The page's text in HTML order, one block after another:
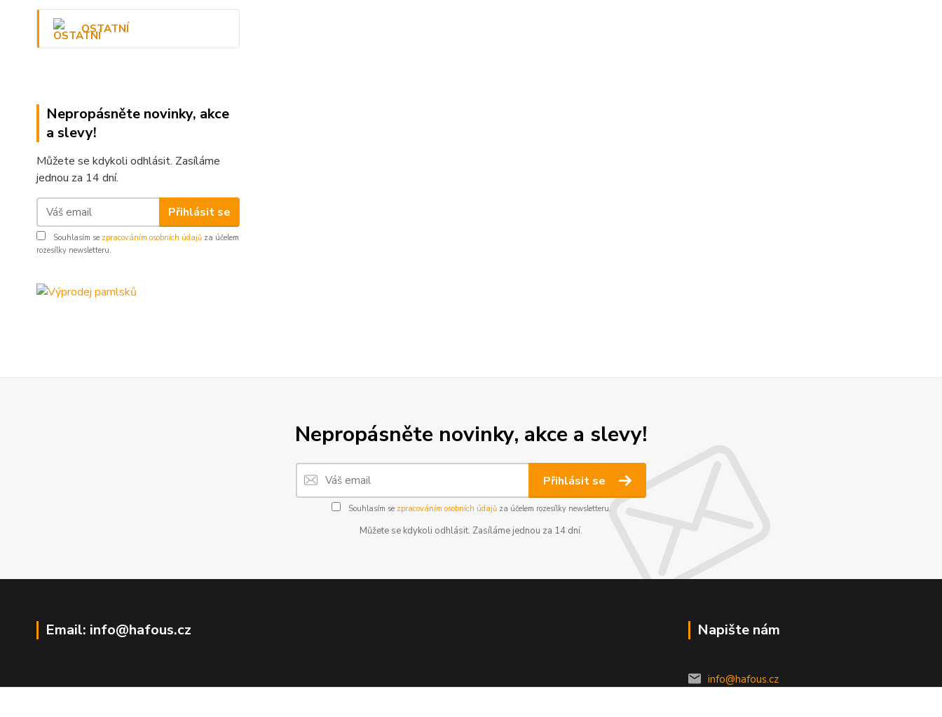
OSTATNÍ
Nepropásněte novinky, akce
a slevy!
Můžete se kdykoli odhlásit. Zasíláme
jednou za 14 dní.
Přihlásit se
Souhlasím se zpracováním osobních údajů za účelem
rozesílky newsletteru.
Nepropásněte novinky, akce a slevy!
Přihlásit se
Souhlasím se zpracováním osobních údajůza účelem rozesílky newsletteru.
Můžete se kdykoli odhlásit. Zasíláme jednou za 14 dní.
Email: info@hafous.cz Napište nám
info@hafous.cz